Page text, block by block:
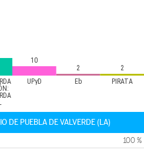
UPyD Eb PIRATA
10
2
2
DE PUEBLA DE VALVERDE (LA)
100 %